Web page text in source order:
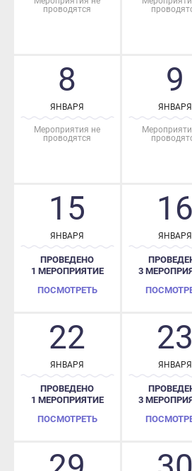
проводятся
8
Мероприятия не
проводятся
9
15
ПРОВЕДЕНО
1 МЕРОПРИЯТИЕ
16
3
22
ЯНВАРЯ
ПРОВЕДЕНО
1 МЕРОПРИЯТИЕ
ПОСМОТРЕТЬ
23
ЯНВАРЯ
3
29 30